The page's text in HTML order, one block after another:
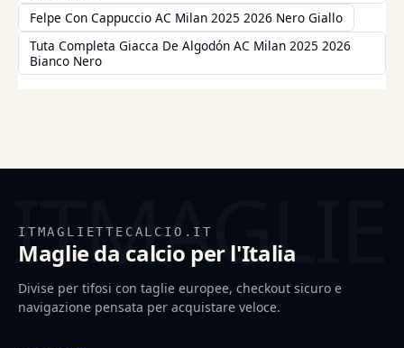
Felpe Con Cappuccio AC Milan 2025 2026 Nero Giallo
Tuta Completa Giacca De Algodón AC Milan 2025 2026
Bianco Nero
ITMAGLIETTECALCIO.IT
Maglie da calcio per l'Italia
Divise per tifosi con taglie europee, checkout sicuro e
navigazione pensata per acquistare veloce.